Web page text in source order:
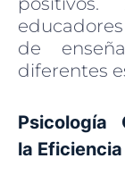
de
diferentes
Psicología
la